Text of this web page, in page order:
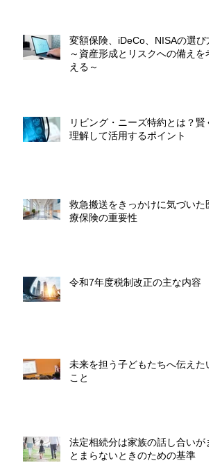
変額保険、iDeCo、NISAの選び方
～資産形成とリスクへの備えを考
える～
リビング・ニーズ特約とは？賢く
理解して活用するポイント
救急搬送をきっかけに気づいた医
療保険の重要性
令和7年度税制改正の主な内容
未来を担う子どもたちへ伝えたい
こと
法定相続分は家族の話し合いがま
とまらないときのための基準